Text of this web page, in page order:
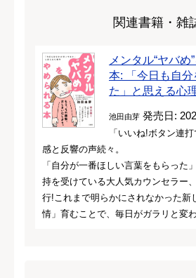
関連書籍・雑
メンタル“ヤバめ
本: 「今日も自分
た」と思える心
池田由芽 発売日:
「いいね!ボタン連
感と反響の声続々。
「自分が一番ほしい言葉をもらった
持を受けている大人気カウンセラー
行!これまで明らかにされなかった新
情」育むことで、毎日がガラリと変